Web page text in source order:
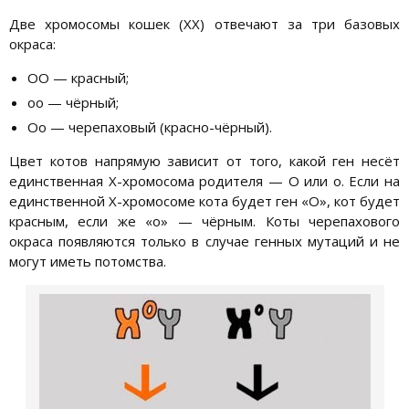
Две хромосомы кошек (XX) отвечают за три базовых
окраса:
ОО — красный;
оо — чёрный;
Оо — черепаховый (красно-чёрный).
Цвет котов напрямую зависит от того, какой ген несёт
единственная Х-хромосома родителя — O или o. Если на
единственной Х-хромосоме кота будет ген «О», кот будет
красным, если же «о» — чёрным. Коты черепахового
окраса появляются только в случае генных мутаций и не
могут иметь потомства.